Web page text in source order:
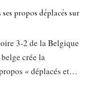
propos déplacés sur
3-2 de la Belgique
crée la
« déplacés et…